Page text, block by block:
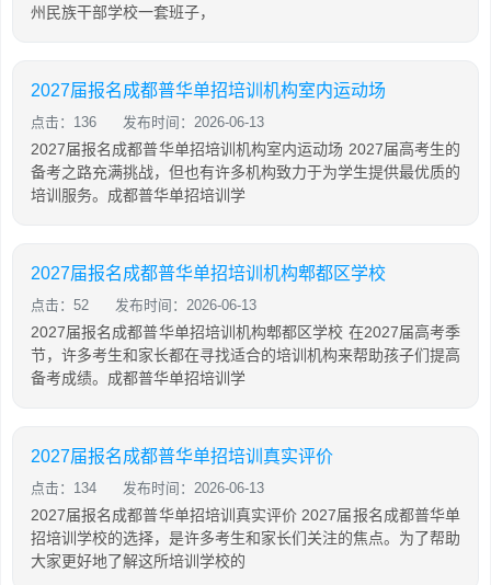
州民族干部学校一套班子，
2027届报名成都普华单招培训机构室内运动场
点击：136 发布时间：2026-06-13
2027届报名成都普华单招培训机构室内运动场 2027届高考生的
备考之路充满挑战，但也有许多机构致力于为学生提供最优质的
培训服务。成都普华单招培训学
2027届报名成都普华单招培训机构郫都区学校
点击：52 发布时间：2026-06-13
2027届报名成都普华单招培训机构郫都区学校 在2027届高考季
节，许多考生和家长都在寻找适合的培训机构来帮助孩子们提高
备考成绩。成都普华单招培训学
2027届报名成都普华单招培训真实评价
点击：134 发布时间：2026-06-13
2027届报名成都普华单招培训真实评价 2027届报名成都普华单
招培训学校的选择，是许多考生和家长们关注的焦点。为了帮助
大家更好地了解这所培训学校的